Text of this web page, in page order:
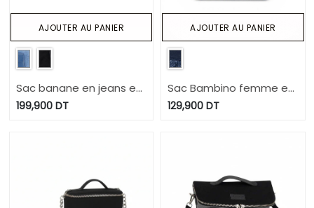
Sac banane en jeans et
cuir
199,900DT
AJOUTER AU PANIER
Sac Bambino femme en
jeans et cuir
129,900 DT
AJOUTER AU PANIER